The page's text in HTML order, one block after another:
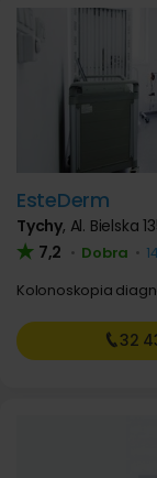
EsteDerm
Tychy, Al. Bielska
7,2 • Dobra •
Kolonoskopia
32